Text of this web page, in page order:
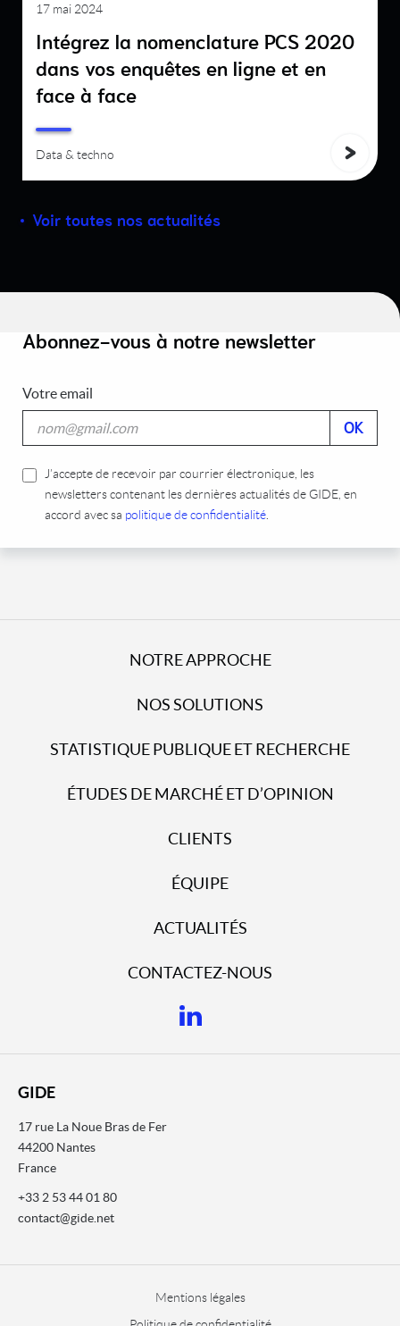
17 mai 2024
Intégrez la nomenclature PCS 2020
dans vos enquêtes en ligne et en
face à face
Data & techno
Voir toutes nos actualités
NOTRE APPROCHE
NOS SOLUTIONS
STATISTIQUE PUBLIQUE ET RECHERCHE
ÉTUDES DE MARCHÉ ET D’OPINION
CLIENTS
ÉQUIPE
ACTUALITÉS
CONTACTEZ-NOUS
GIDE
17 rue La Noue Bras de Fer
44200 Nantes
France
+33 2 53 44 01 80
contact@gide.net
Abonnez-vous à notre newsletter
Votre email
J’accepte de recevoir par courrier électronique, les
newsletters contenant les dernières actualités de GIDE, en
accord avec sa politique de confidentialité
Mentions légales